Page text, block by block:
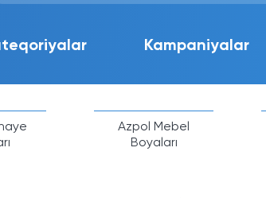
Kampaniyalar
Azpol Mebel
Boyaları